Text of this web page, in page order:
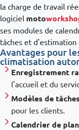
la charge de travail
logiciel moto
ses modules de
tâches et d'estimation
Avantages pour
climatisation
Enregistrement
l'accueil et du
Modèles de tâches
pour les clients.
Calendrier de